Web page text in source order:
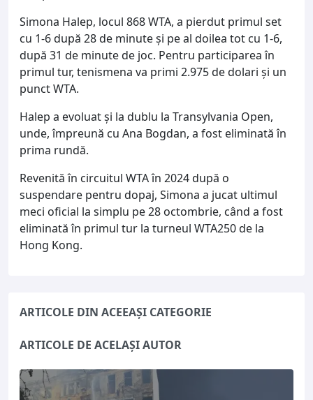
Simona Halep, locul 868 WTA, a pierdut primul set
cu 1-6 după 28 de minute şi pe al doilea tot cu 1-6,
după 31 de minute de joc. Pentru participarea în
primul tur, tenismena va primi 2.975 de dolari şi un
punct WTA.
Halep a evoluat şi la dublu la Transylvania Open,
unde, împreună cu Ana Bogdan, a fost eliminată în
prima rundă.
Revenită în circuitul WTA în 2024 după o
suspendare pentru dopaj, Simona a jucat ultimul
meci oficial la simplu pe 28 octombrie, când a fost
eliminată în primul tur la turneul WTA250 de la
Hong Kong.
ARTICOLE DIN ACEEAȘI CATEGORIE
ARTICOLE DE ACELAȘI AUTOR